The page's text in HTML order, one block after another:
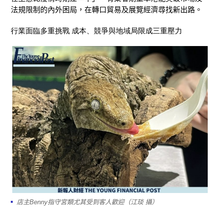
法規限制的內外困局，在轉口貿易及展覽經濟尋找新出路。
行業面臨多重挑戰 成本、競爭與地域局限成三重壓力
店主Benny指守宮類尤其受到客人歡迎（江琰 攝）